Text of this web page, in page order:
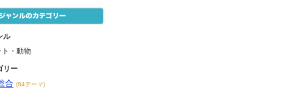
ル
ト・動物
リー
合 (84テーマ)